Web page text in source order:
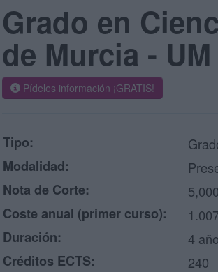
Grado en
de Murcia - UM
Pídeles información ¡GRATIS!
Tipo:
Modalidad:
Nota de Corte:
5,000
Coste anual (primer curso):
Duración:
4
Créditos ECTS:
240